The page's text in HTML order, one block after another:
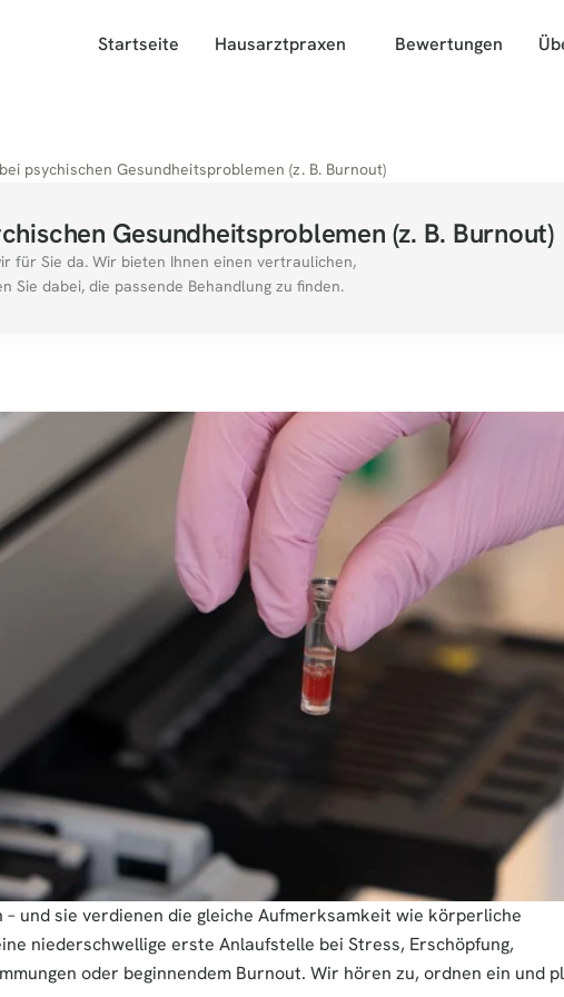
Startseite Hausarztpraxen Bewertungen
psychischen Gesundheitsproblemen (z. B. Burnout)
Gesundheitsproblemen (z. B. Burnout)
für Sie da. Wir bieten Ihnen einen vertraulichen,
Sie dabei, die passende Behandlung zu finden.
– und sie verdienen die gleiche Aufmerksamkeit wie körperliche
niederschwellige erste Anlaufstelle bei Stress, Erschöpfung,
oder beginnendem Burnout. Wir hören zu, ordnen ein und